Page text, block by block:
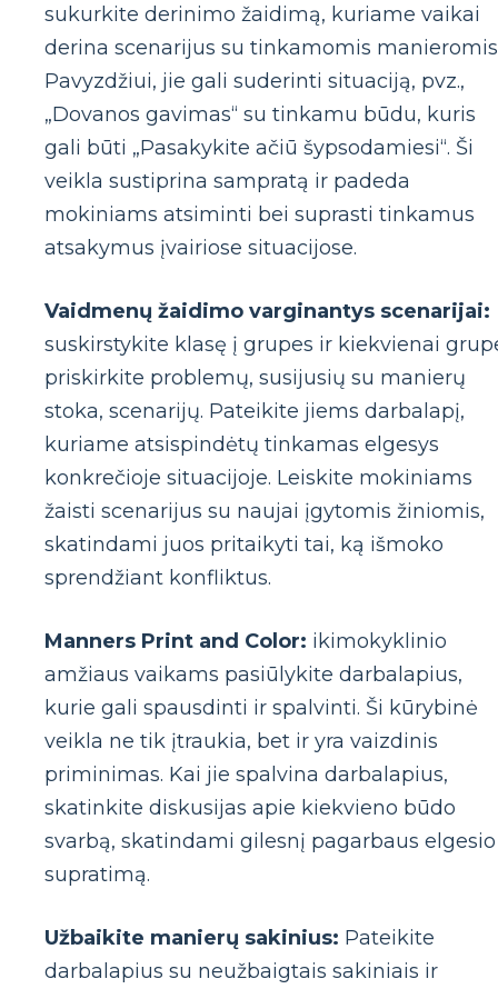
sukurkite derinimo žaidimą, kuriame vaikai
derina scenarijus su tinkamomis
Pavyzdžiui, jie gali suderinti situaciją, pvz.,
„Dovanos gavimas“ su tinkamu būdu, kuris
gali būti „Pasakykite ačiū šypsodamiesi“. Ši
veikla sustiprina sampratą ir padeda
mokiniams atsiminti bei suprasti tinkamus
atsakymus įvairiose situacijose.
Vaidmenų žaidimo varginantys scenarijai:
suskirstykite klasę į grupes ir kiekvienai
priskirkite problemų, susijusių su manierų
stoka, scenarijų. Pateikite jiems darbalapį,
kuriame atsispindėtų tinkamas elgesys
konkrečioje situacijoje. Leiskite mokiniams
žaisti scenarijus su naujai įgytomis žiniomis,
skatindami juos pritaikyti tai, ką išmoko
sprendžiant konfliktus.
Manners Print and Color: ikimokyklinio
amžiaus vaikams pasiūlykite darbalapius,
kurie gali spausdinti ir spalvinti. Ši kūrybinė
veikla ne tik įtraukia, bet ir yra vaizdinis
priminimas. Kai jie spalvina darbalapius,
skatinkite diskusijas apie kiekvieno būdo
svarbą, skatindami gilesnį pagarbaus elgesio
supratimą.
Užbaikite manierų sakinius: Pateikite
darbalapius su neužbaigtais sakiniais ir